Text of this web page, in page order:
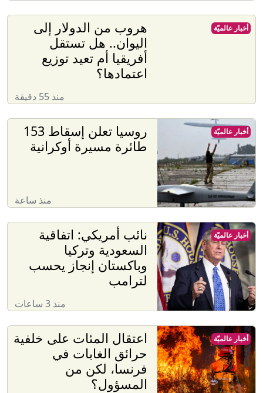
هروب من الدولار إلى
اليوان.. هل تستقل
أفريقيا أم تعيد توزيع
اعتمادها؟
منذ 55 دقيقة
أخبار عالميّة
روسيا تعلن إسقاط 153
طائرة مسيرة أوكرانية
منذ ساعة
أخبار عالميّة
نائب أمريكي: اتفاقية
السعودية وتركيا
وباكستان إنجاز يحسب
لترامب
منذ 3 ساعات
أخبار عالميّة
اعتقال المئات على خلفية
حرائق الغابات في
فرنسا، لكن من
المسؤول؟
أخبار عالميّة